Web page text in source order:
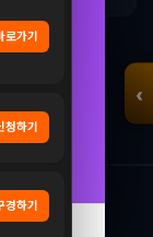
‹
로가기
청하기
경하기
스 프로바
기